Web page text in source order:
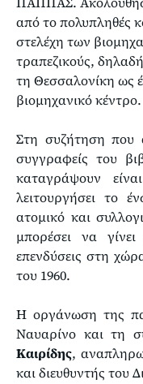
από το πολυπληθές
στελέχη των
τραπεζικούς,
τη Θεσσαλονίκη ως
βιομηχανικό κέντρο.
Στη συζήτηση που
συγγραφείς του
καταγράψουν
λειτουργήσει το
ατομικό και
μπορέσει να
επενδύσεις στη
του 1960.
Η οργάνωση της
Ναυαρίνο και τη
Καιρίδης,
και διευθυντής του